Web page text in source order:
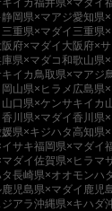
静岡県×マアジ愛知県×
三重県×マダイ 三重県
阪府×マダイ 大阪府×
県×マダコ和歌山県
イカ 鳥取県×マアジ
岡山県×ヒラメ 広島県
山口県×ケンサキイカ
香川県×マダイ香川県
県×キジハタ高知県
サキ福岡県×マダイ
ダイ佐賀県×ヒラマ
長崎県×オオモンハ
鹿児島県×マダイ 鹿児
アラ沖縄県×キハダ